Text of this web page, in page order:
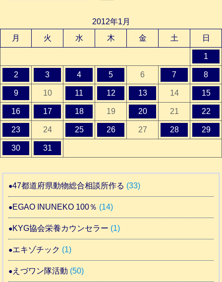
2012年1月
月
火 水 木 金 土 日
1
2 3 4 5 6 7 8
9 10 11 12 13 14 15
16 17 18 19 20 21 22
23 24 25 26 27 28 29
30 31
47都道府県動物総合相談所作る (33)
EGAO INUNEKO 100％ (14)
KYG協会栄養カウンセラー (1)
エキゾチック (1)
えづワン隊活動 (50)